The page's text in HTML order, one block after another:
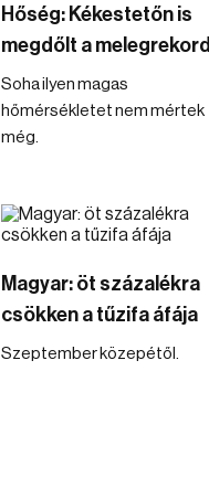
Hőség: Kékestetőn is
megdőlt a melegrekord
Soha ilyen magas
hőmérsékletet nem mértek
még.
Magyar: öt százalékra
csökken a tűzifa áfája
Szeptember közepétől.